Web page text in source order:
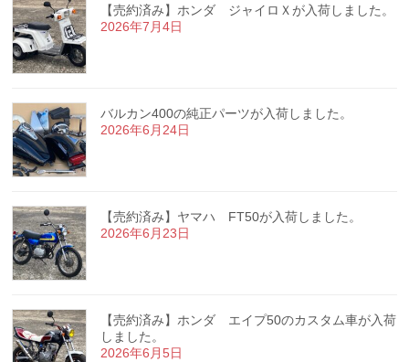
【売約済み】ホンダ ジャイロＸが入荷しました。
2026年7月4日
バルカン400の純正パーツが入荷しました。
2026年6月24日
【売約済み】ヤマハ FT50が入荷しました。
2026年6月23日
【売約済み】ホンダ エイプ50のカスタム車が入荷
しました。
2026年6月5日